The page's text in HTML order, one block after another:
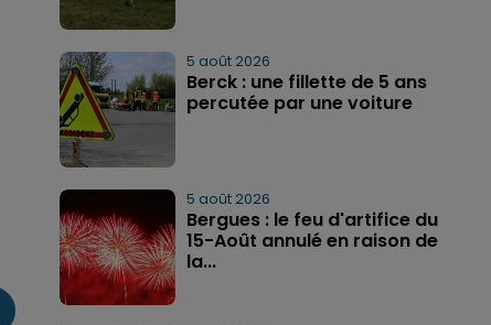
5 août 2026
Berck : une fillette de 5 ans
percutée par une voiture
5 août 2026
Bergues : le feu d'artifice du
15-Août annulé en raison de
la...